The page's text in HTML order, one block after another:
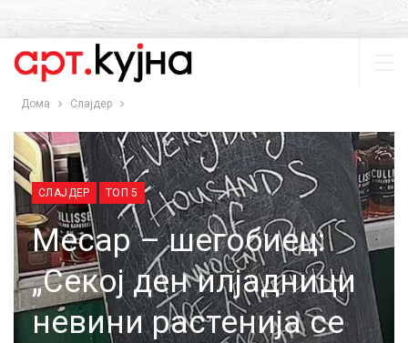
Дома Слајдер
СЛАЈДЕР ТОП 5
Месар – шегобиец:
„Секој ден илјадници
невини растенија се